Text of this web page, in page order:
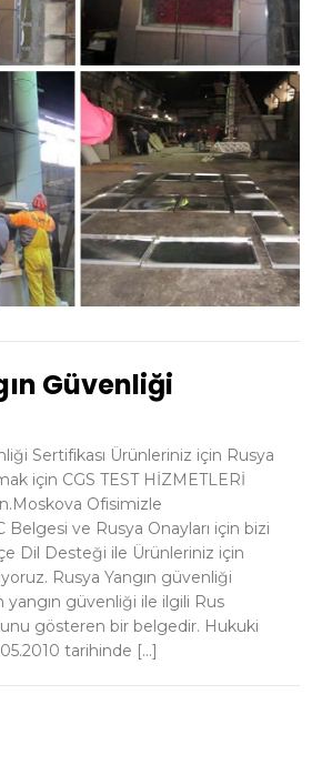
Güvenliği
Sertifikası Ürünleriniz için Rusya
için CGS TEST HİZMETLERİ
Ofisimizle
ve Rusya Onayları için bizi
Dil Desteği ile Ürünleriniz için
Rusya Yangın güvenliği
yangın güvenliği ile ilgili Rus
gösteren bir belgedir. Hukuki
tarihinde […]